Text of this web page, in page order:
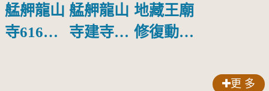
艋舺龍山
寺616減
艋舺龍山
寺建寺
地藏王廟
修復動工
更 多